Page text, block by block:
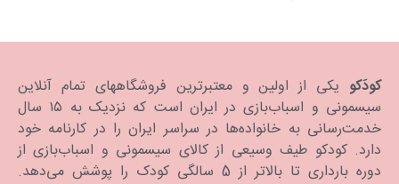
کودَکو یکی از اولین و معتبرترین فروشگاههای تمام آنلاین
سیسمونی و اسباب‌بازی در ایران است که نزدیک به ۱۵ سال
خدمت‌رسانی به خانواده‌ها در سراسر ایران را در کارنامه خود
دارد. كودكو طیف وسیعی از کالای سیسمونی و اسباب‌بازی از
دوره بارداری تا بالاتر از 5 سالگی کودک را پوشش می‌دهد.